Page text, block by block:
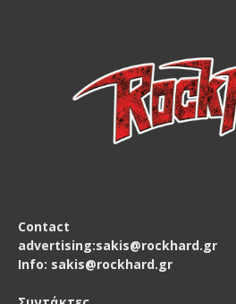
Contact
advertising:sakis@rockhard.gr
Info: sakis@rockhard.gr